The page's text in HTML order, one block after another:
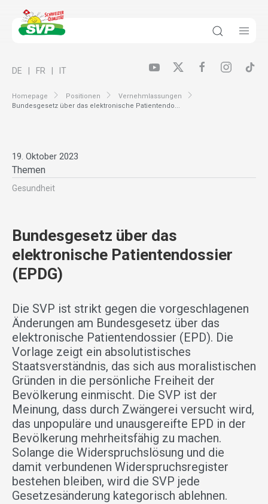
Homepage Positionen
Vernehmlassungen
Bundesgesetz über das elektronische Patientendo...
DE FR IT
19. Oktober 2023
Themen
Gesundheit
Bundesgesetz über das
elektronische Patientendossier
(EPDG)
Die SVP ist strikt gegen die vorgeschlagenen
Änderungen am Bundesgesetz über das
elektronische Patientendossier (EPD). Die
Vorlage zeigt ein absolutistisches
Staatsverständnis, das sich aus moralistischen
Gründen in die persönliche Freiheit der
Bevölkerung einmischt. Die SVP ist der
Meinung, dass durch Zwängerei versucht wird,
das unpopuläre und unausgereifte EPD in der
Bevölkerung mehrheitsfähig zu machen.
Solange die Widerspruchslösung und die
damit verbundenen Widerspruchsregister
bestehen bleiben, wird die SVP jede
Gesetzesänderung kategorisch ablehnen.